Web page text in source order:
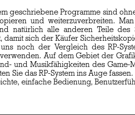
geschriebene Programme sind
und weiterzuverbreiten.
natürlich alle anderen Teile
damit sich der Käufer
noch der Vergleich des RP-
Auf dem Gebiet der
und Musikfähigkeiten des
Sie das RP-System ins Auge fassen.
einfache Bedienung,